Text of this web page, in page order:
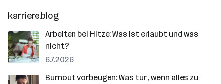
karriere.blog
Arbeiten bei Hitze: Was ist erlaubt und was
nicht?
6.7.2026
Burnout vorbeugen: Was tun, wenn alles zu